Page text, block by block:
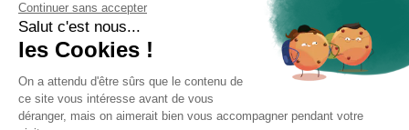
L'Appli Phox
A propos de Phox
Services et garanties
Continuer sans accepter
Salut c'est nous...
les Cookies !
On a attendu d'être sûrs que le contenu de
ce site vous intéresse avant de vous
déranger, mais on aimerait bien vous accompagner pendant votre